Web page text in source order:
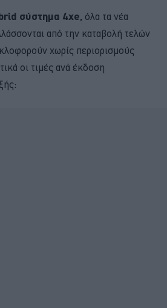
σύστημα 4xe, όλα τα νέα
από την καταβολή τελών
χωρίς περιορισμούς
οι τιμές ανά έκδοση